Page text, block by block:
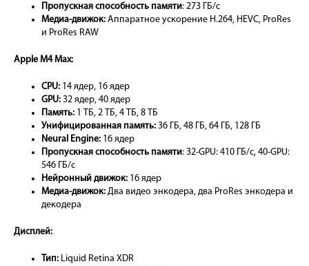
Пропускная способность памяти: 273 ГБ/с
Mедиа-движок: Аппаратное ускорение H.264, HEVC, ProRes
и ProRes RAW
Apple M4 Max:
CPU: 14 ядер, 16 ядер
GPU: 32 ядер, 40 ядер
Память: 1 ТБ, 2 ТБ, 4 ТБ, 8 ТБ
Унифицированная память: 36 ГБ, 48 ГБ, 64 ГБ, 128 ГБ
Neural Engine: 16 ядер
Пропускная способность памяти: 32-GPU: 410 ГБ/с, 40-GPU:
546 ГБ/с
Нейронный движок: 16 ядер
Медиа-движок: Два видео энкодера, два ProRes энкодера и
декодера
Дисплей:
Тип: Liquid Retina XDR